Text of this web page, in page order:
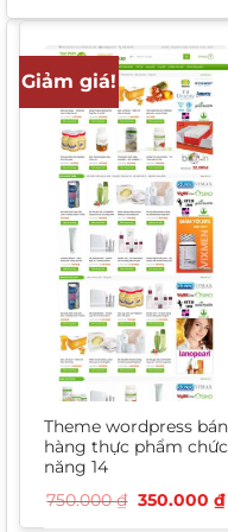
Giảm giá!
Theme wordpress bán
hàng thực phẩm chức
năng 14
750.000₫ Giá
350.000 ₫